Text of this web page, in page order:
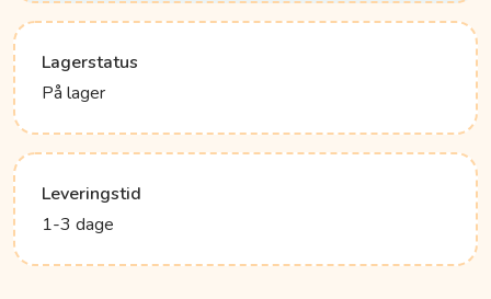
Lagerstatus
På lager
Leveringstid
1-3 dage